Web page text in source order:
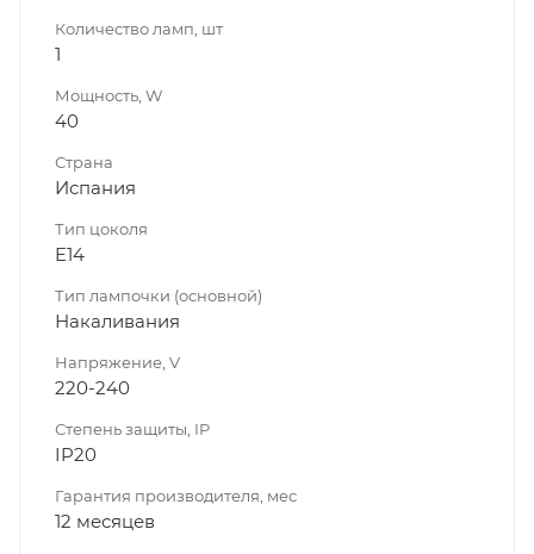
Количество ламп, шт
1
Мощность, W
40
Страна
Испания
Тип цоколя
E14
Тип лампочки (основной)
Накаливания
Напряжение, V
220-240
Степень защиты, IP
IP20
Гарантия производителя, мес
12 месяцев